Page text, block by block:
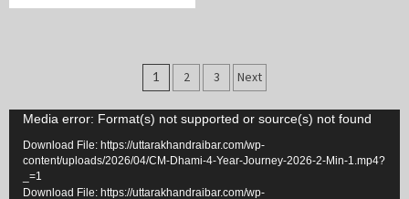
Posts
navigation
1 2 3 Next
Video
Player
Media error: Format(s) not supported or source(s) not found
Download File: https://uttarakhandraibar.com/wp-
content/uploads/2026/04/CM-Dhami-4-Year-Journey-2026-2-Min-1.mp4?
_=1
Download File: https://uttarakhandraibar.com/wp-